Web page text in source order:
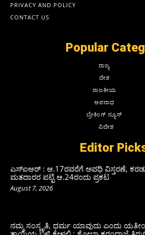
PRIVACY AND POLICY
CONTACT US
Popular
ರಾಜ್ಯ
ದೇಶ
ರಾಜಕೀಯ
ಅಪರಾಧ
ಬ್ರೇಕಿಂಗ್ ನ್ಯೂಸ್
ವಿದೇಶ
Editor
ಎಸ್‌ಐಆರ್‌ : ಆ.17ರವರೆಗೆ ಅವಧಿ ವಿಸ್ತರಣೆ,
ಮತದಾರರ ಪಟ್ಟಿ ಆ.24ರಂದು ಪ್ರಕಟ
August 7, 2026
ನಮ್ಮ ಸಂಸ್ಕೃತಿ, ಧರ್ಮ ಯಾವುದು ಎಂದು